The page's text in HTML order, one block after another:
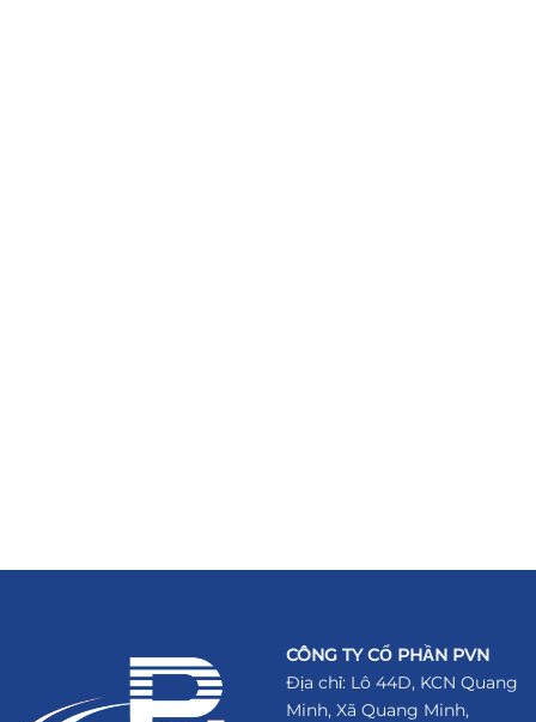
CÔNG TY CỔ PHẦN PVN
Địa chỉ: Lô 44D, KCN Quang
Minh, Xã Quang Minh,